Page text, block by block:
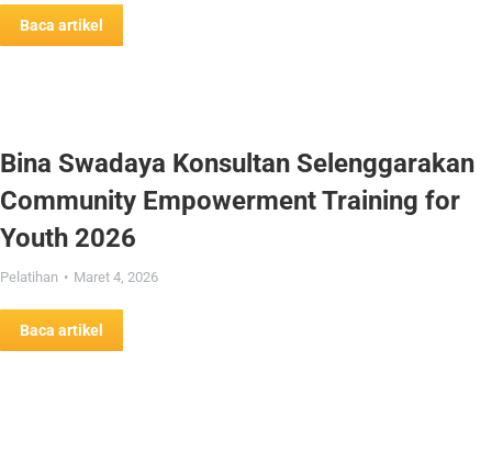
Baca artikel
Bina Swadaya Konsultan Selenggarakan
Community Empowerment Training for
Youth 2026
Pelatihan Maret 4, 2026
Baca artikel